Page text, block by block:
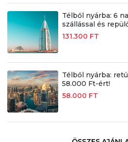
Télből nyárba: 6
szállással és
131.300 FT
Télből nyárba:
58.000 Ft-ért!
58.000 FT